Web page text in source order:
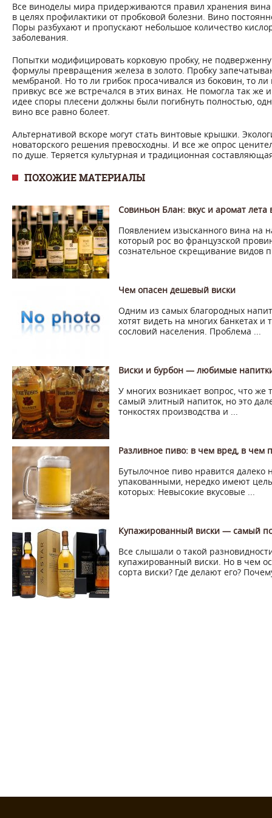
Все виноделы мира придерживаются правил хранения
в целях профилактики от пробковой болезни. Вино
Поры разбухают и пропускают небольшое количество
заболевания.
Попытки модифицировать корковую пробку, не
формулы превращения железа в золото. Пробку
мембраной. Но то ли грибок просачивался из боковин, то
привкус все же встречался в этих винах. Не помогла так
идее споры плесени должны были погибнуть полностью,
вино все равно болеет.
Альтернативой вскоре могут стать винтовые крышки.
новаторского решения превосходны. И все же опрос
по душе. Теряется культурная и традиционная
ПОХОЖИЕ МАТЕРИАЛЫ
Совиньон Блан: вкус и аромат лета
Появлением изысканного вина на
который рос во французской
сознательное скрещивание видов
Чем опасен дешевый виски
Одним из самых благородных
хотят видеть на многих банкетах и
сословий населения. Проблема ...
Виски и бурбон — любимые
У многих возникает вопрос, что же
самый элитный напиток, но это
тонкостях производства и ...
Разливное пиво: в чем вред, в чем
Бутылочное пиво нравится
упакованными, нередко имеют
которых: Невысокие вкусовые ...
Купажированный виски — самый
Все слышали о такой
купажированный виски. Но в чем
сорта виски? Где делают его?